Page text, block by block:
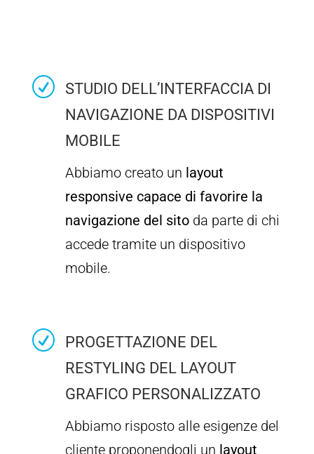
R
STUDIO DELL’INTERFACCIA DI
NAVIGAZIONE DA DISPOSITIVI
MOBILE
Abbiamo creato un layout
responsive capace di favorire la
navigazione del sitoda parte di chi
accede tramite un dispositivo
mobile.
R
PROGETTAZIONE DEL
RESTYLING DEL LAYOUT
GRAFICO PERSONALIZZATO
Abbiamo risposto alle esigenze del
cliente proponendogli un layout